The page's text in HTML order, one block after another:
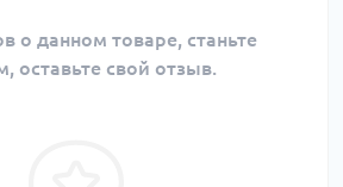
о данном товаре, станьте
оставьте свой отзыв.